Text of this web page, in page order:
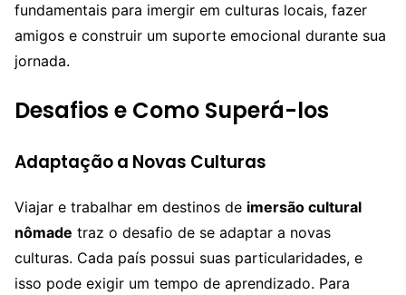
fundamentais para imergir em culturas locais, fazer
amigos e construir um suporte emocional durante sua
jornada.
Desafios e Como Superá-los
Adaptação a Novas Culturas
Viajar e trabalhar em destinos de imersão cultural
nômade traz o desafio de se adaptar a novas
culturas. Cada país possui suas particularidades, e
isso pode exigir um tempo de aprendizado. Para